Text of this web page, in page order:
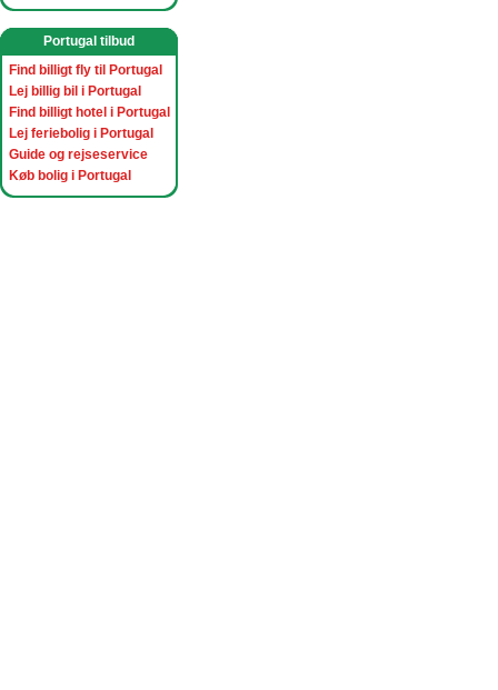
Portugal tilbud
Find billigt fly til Portugal
Lej billig bil i Portugal
Find billigt hotel i Portugal
Lej feriebolig i Portugal
Guide og rejseservice
Køb bolig i Portugal